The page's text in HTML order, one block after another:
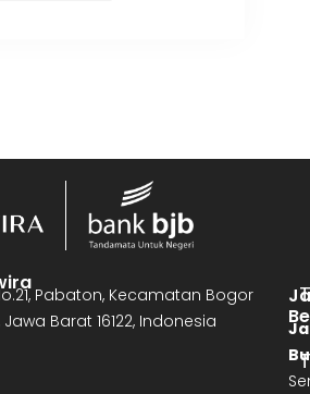
Pabaton, Kecamatan Bogor
Barat 16122, Indonesia